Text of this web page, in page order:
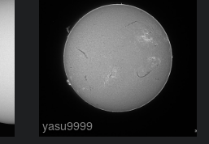
yasu9999